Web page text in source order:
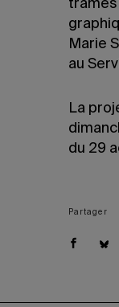
trames
Marie
au
La
du 29
Partager